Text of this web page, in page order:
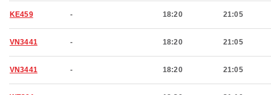
KE459 - 18:20 21:05
VN3441 - 18:20 21:05
VN3441 - 18:20 21:05